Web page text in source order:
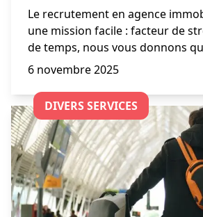
Le recrutement en agence
une mission facile : facteur de
de temps, nous vous donnons
pour vous aider dans ce
afin que vous trouviez le
6 novembre 2025
DIVERS SERVICES